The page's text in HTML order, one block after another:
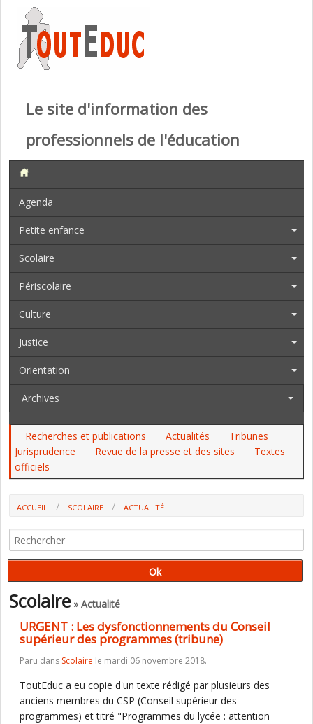
Le site d'information des
professionnels de l'éducation
Agenda
Petite enfance
Scolaire
Périscolaire
Culture
Justice
Orientation
Archives
Recherches et publications Actualités
Tribunes
Jurisprudence
Revue de la presse et des sites
Textes
officiels
ACCUEIL SCOLAIRE
ACTUALITÉ
PROGRAMMES (TRIBUNE)
Scolaire» Actualité
URGENT : Les dysfonctionnements du Conseil
supérieur des programmes (tribune)
Paru dans Scolaire le mardi 06 novembre 2018.
ToutEduc a eu copie d'un texte rédigé par plusieurs des
anciens membres du CSP (Conseil supérieur des
programmes) et titré "Programmes du lycée : attention